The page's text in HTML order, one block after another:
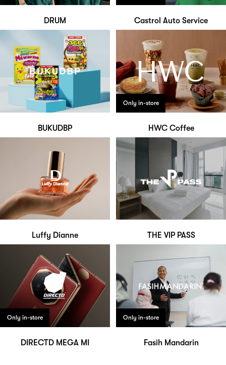
DRUM Castrol Auto Service
BUKUDBP
Only in-store
HWC Coffee
Luffy Dianne THE VIP PASS
Only in-store
DIRECTD MEGA MI
Only in-store
Fasih Mandarin